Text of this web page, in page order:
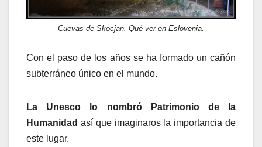
Cuevas de Skocjan. Qué ver en Eslovenia.
Con el paso de los años se ha formado un cañón
subterráneo único en el mundo.
La Unesco lo nombró Patrimonio de la
Humanidad así que imaginaros la importancia de
este lugar.